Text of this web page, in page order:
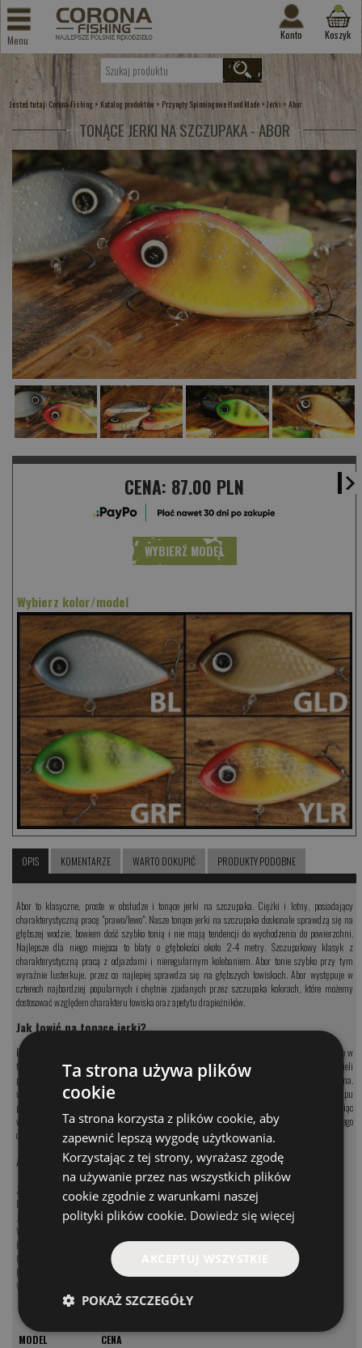
Menu Konto Koszyk
Jesteś tutaj: Corona-Fishing > Katalog produktów > Przynęty Spinningowe Hand Made > Jerki>Abor
TONĄCE JERKI NA SZCZUPAKA - ABOR
CENA: 87.00 PLN
WYBIERZ MODEL
Wybierz kolor/model
OPIS KOMENTARZE WARTO DOKUPIĆ PRODUKTY PODOBNE
Abor to klasyczne, proste w obsłudze i tonące jerki na szczupaka. Ciężki i lotny, posiadający
charakterystyczną pracę "prawo/lewo". Nasze tonące jerki na szczupaka doskonale sprawdzą się na
głębszej wodzie, bowiem dość szybko tonią i nie mają tendencji do wychodzenia do powierzchni.
Najlepsze dla niego miejsca to blaty o głębokości około 2-4 metry. Szczupakowy klasyk z
charakterystyczną pracą z odjazdami i nieregularnym kolebaniem. Abor tonie szybko przy tym
wyraźnie lusterkuje, przez co najlepiej sprawdza się na głębszych łowiskach. Abor występuje w
czterech najbardziej popularnych i chętnie zjadanych przez szczupaka kolorach, które możemy
dostosować względem charakteru łowiska oraz apetytu drapieżników.
Jak łowić na tonące jerki?
Podczas prowadzenia takich przynęt, najlepsze jest to że łowią one w dwóch etapach. Po pierwsze w
trakcie klasycznego podszarpywania czy leniwego nawijania linki ale wiele brań będziemy też mieli
podczas długiej pauzy. Jerk wówczas zawiesza się w toni po czy leniwie lusterkując opada do dna.
wiele ataków następuje właśnie w czasie takiej pauzy. Doskonały miejsce do łowienia na tego typu
przynęty są blaty oraz szczyty podwodnych górek, które sięgają na kilka metrów głębokości. Łowiąc
właśnie w takich miejscach będziemy mieli okazje wykorzystać kuszenia właśnie w czasie leniwego
opadania przynęty.
Abor uzbrojony jest w kotwice #1.
Zobacz kategorię:
Przynęty na szczupaka
Jerki na szczupaka
Woblery na szczupaka
Koguty na szczupaka
Obrotówki na szczupaka
Muchy na szczupaka
Wahadłówki na szczupaka
MODEL
CENA
Ta strona używa plików
cookie
Ta strona korzysta z plików cookie, aby
zapewnić lepszą wygodę użytkowania.
Korzystając z tej strony, wyrażasz zgodę
na używanie przez nas wszystkich plików
cookie zgodnie z warunkami naszej
polityki plików cookie. Dowiedz się więcej
AKCEPTUJ WSZYSTKIE
POKAŻ SZCZEGÓŁY